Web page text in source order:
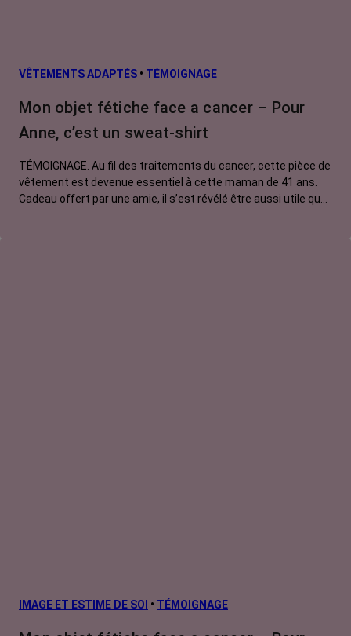
VÊTEMENTS ADAPTÉS • TÉMOIGNAGE
Mon objet fétiche face a cancer – Pour
Anne, c’est un sweat-shirt
TÉMOIGNAGE. Au fil des traitements du cancer, cette pièce de
vêtement est devenue essentiel à cette maman de 41 ans.
Cadeau offert par une amie, il s’est révélé être aussi utile que
IMAGE ET ESTIME DE SOI • TÉMOIGNAGE